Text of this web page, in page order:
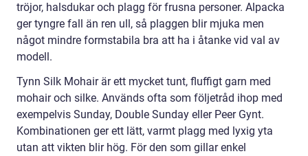
tröjor, halsdukar och plagg för frusna personer. Alpacka
ger tyngre fall än ren ull, så plaggen blir mjuka men
något mindre formstabila bra att ha i åtanke vid val av
modell.
Tynn Silk Mohair är ett mycket tunt, fluffigt garn med
mohair och silke. Används ofta som följetråd ihop med
exempelvis Sunday, Double Sunday eller Peer Gynt.
Kombinationen ger ett lätt, varmt plagg med lyxig yta
utan att vikten blir hög. För den som gillar enkel